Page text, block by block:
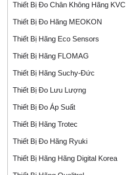
Thiết Bị Đo Chân Không Hãng KVC
Thiết Bị Đo Hãng MEOKON
Thiết Bị Hãng Eco Sensors
Thiết Bị Hãng FLOMAG
Thiết Bị Hãng Suchy-Đức
Thiết Bị Đo Lưu Lượng
Thiết Bị Đo Áp Suất
Thiết Bị Hãng Trotec
Thiết Bị Đo Hãng Ryuki
Thiết Bị Hãng Hãng Digital Korea